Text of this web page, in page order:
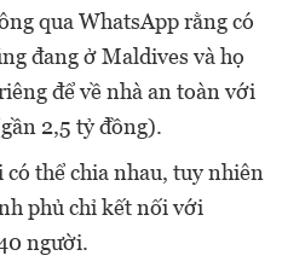
qua WhatsApp rằng có
đang ở Maldives và họ
để về nhà an toàn với
2,5 tỷ đồng).
thể chia nhau, tuy nhiên
phủ chỉ kết nối với
người.